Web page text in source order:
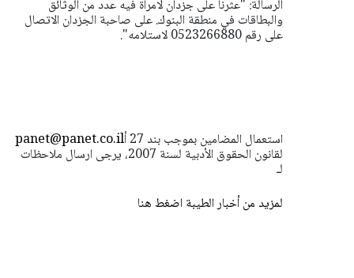
الرسالة: "عثرنا على جزدان لامراة فيه عدد من الوثائق
والبطاقات في منطقة البنوك. على صاحبة الجزدان الاتصال
على رقم 0523266880 لاستلامه".
panet@panet.co.ilاستعمال المضامين بموجب بند 27 أ
لقانون الحقوق الأدبية لسنة 2007، يرجى ارسال ملاحظات
لـ
لمزيد من أخبار الطيبة اضغط هنا